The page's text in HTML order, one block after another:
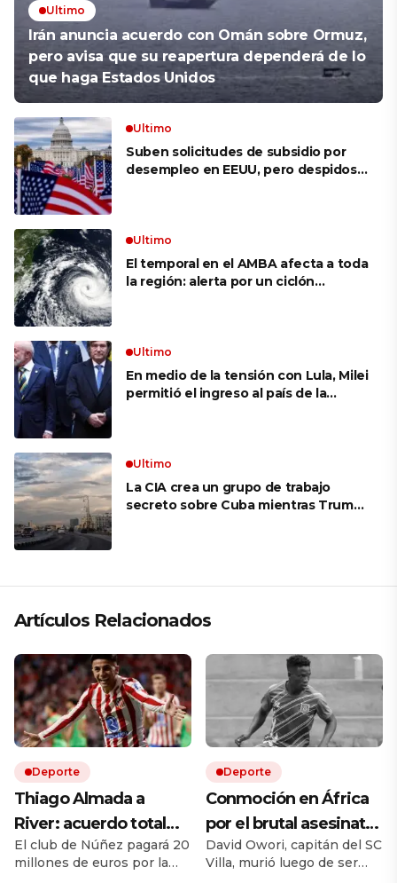
Ultimo
Irán anuncia acuerdo con Omán sobre Ormuz,
pero avisa que su reapertura dependerá de lo
que haga Estados Unidos
Ultimo
Suben solicitudes de subsidio por
desempleo en EEUU, pero despidos
Ultimo
El temporal en el AMBA afecta a toda
la región: alerta por un ciclón
Ultimo
En medio de la tensión con Lula, Milei
permitió el ingreso al país de la
Ultimo
La CIA crea un grupo de trabajo
secreto sobre Cuba mientras Trump
Artículos Relacionados
Deporte
Thiago Almada a
River: acuerdo total
con Atlético de Madrid
y el campeón del
El club de Núñez pagará 20
millones de euros por la
Deporte
Conmoción en África
por el brutal asesinato
de una de las figuras
del fútbol ugandés
David Owori, capitán del SC
Villa, murió luego de ser